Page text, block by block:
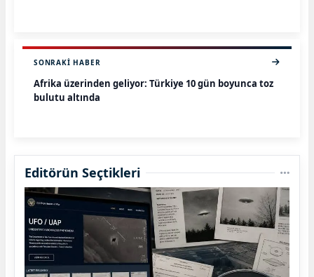
SONRAKI HABER
Afrika üzerinden geliyor: Türkiye 10 gün boyunca toz
bulutu altında
Editörün Seçtikleri